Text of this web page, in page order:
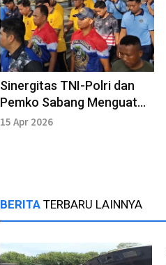
Sinergitas TNI-Polri dan
Pemko Sabang Menguat
lewat Olahraga
15 Apr 2026
BERITA TERBARU LAINNYA